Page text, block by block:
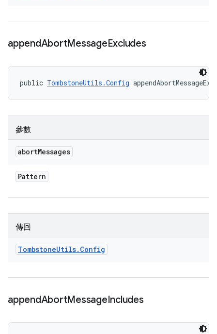
appendAbortMessageExcludes
public TombstoneUtils.Config
參數
abortMessages
Pattern
傳回
TombstoneUtils. Config
appendAbortMessageIncludes